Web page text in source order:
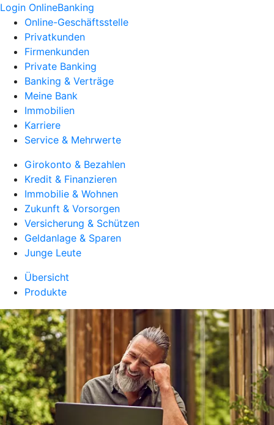
Login OnlineBanking
Online-Geschäftsstelle
Privatkunden
Firmenkunden
Private Banking
Banking & Verträge
Meine Bank
Immobilien
Karriere
Service & Mehrwerte
Girokonto & Bezahlen
Kredit & Finanzieren
Immobilie & Wohnen
Zukunft & Vorsorgen
Versicherung & Schützen
Geldanlage & Sparen
Junge Leute
Übersicht
Produkte